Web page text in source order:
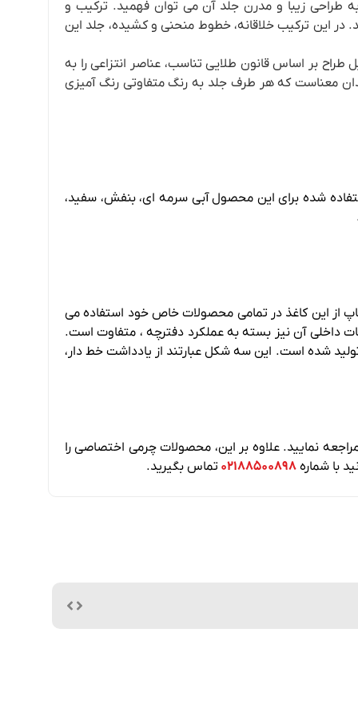
طراحی زیبا و مدرن جلد آن می توان فهمید. ترکیب و
در این ترکیب خلاقانه، خطوط منحنی و کشیده، جلد این
بر اساس قانون طلایی تناسب، عناصر انتزاعی را به
معناست که هر طرف جلد به رنگ متفاوتی رنگ آمیزی
های استفاده شده برای این محصول آبی سرمه ای، بنفش، سفید،
از این کاغذ در تمامی محصولات خاص خود استفاده می
چیدمان صفحات داخلی آن نیز بسته به عملکرد دفترچه ، متفاوت است.
شده است. این سه شکل عبارتند از یادداشت خط دار،
نمایید. علاوه بر این، محصولات چرمی اختصاصی را
با شماره ۰۲۱۸۸۵۰۰۸۹۸ تماس بگیرید.